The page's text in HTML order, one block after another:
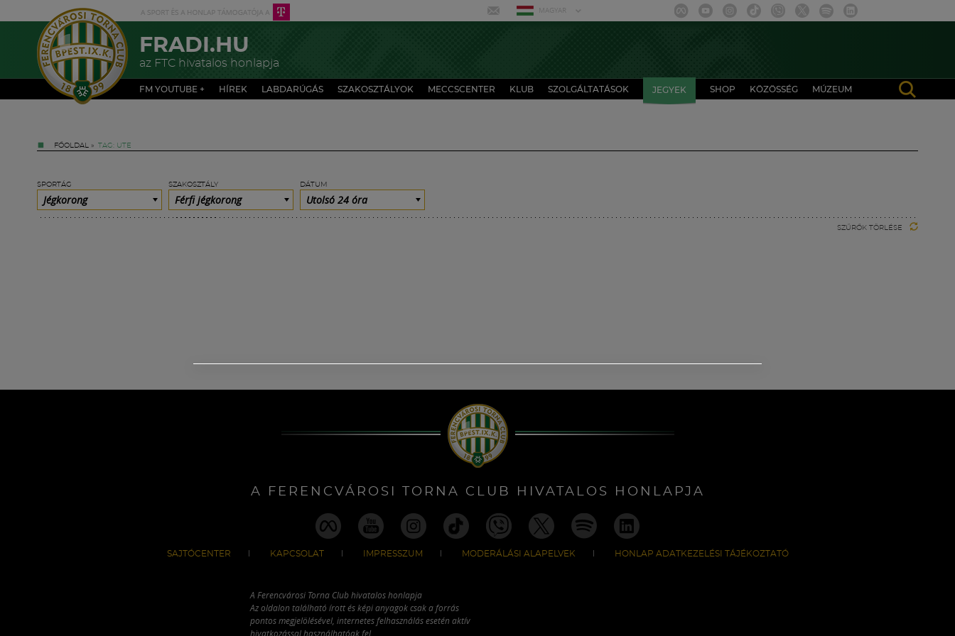
MAGYAR
FRADI.HU
az FTC hivatalos honlapja
FM YOUTUBE + HÍREK LABDARÚGÁS SZAKOSZTÁLYOK MECCSCENTER KLUB SZOLGÁLTATÁSOK JEGYEK SHOP KÖZÖSSÉG MÚZEUM
FŐOLDAL » TAG: UTE
SPORTÁG
Jégkorong
SZAKOSZTÁLY
Férfi jégkorong
DÁTUM
Utolsó 24 óra
SZŰRŐK TÖRLÉSE
A FERENCVÁROSI TORNA CLUB HIVATALOS HONLAPJA
SAJTÓCENTER KAPCSOLAT IMPRESSZUM MODERÁLÁSI ALAPELVEK HONLAP ADATKEZELÉSI TÁJÉKOZTATÓ
A Ferencvárosi Torna Club hivatalos honlapja
Az oldalon található írott és képi anyagok csak a forrás
pontos megjelölésével, internetes felhasználás esetén aktív
hivatkozással használhatóak fel.